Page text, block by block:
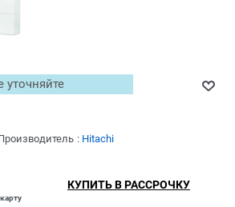
уточняйте
: Hitachi
КУПИТЬ В РАССРОЧКУ